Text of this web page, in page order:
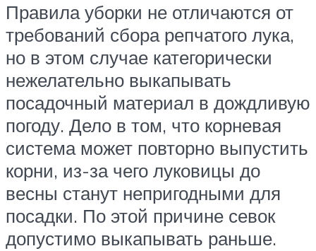
Правила уборки не отличаются от
требований сбора репчатого лука,
но в этом случае категорически
нежелательно выкапывать
посадочный материал в дождливую
погоду. Дело в том, что корневая
система может повторно выпустить
корни, из-за чего луковицы до
весны станут непригодными для
посадки. По этой причине севок
допустимо выкапывать раньше.